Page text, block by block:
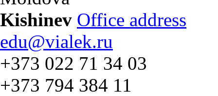
Kishinev Office address
edu@vialek.ru
+373 022 71 34 03
+373 794 384 11